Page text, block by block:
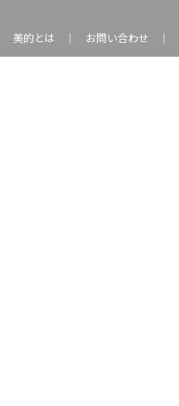
美的とは ｜ お問い合わせ ｜